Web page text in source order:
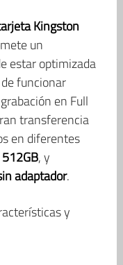
Kingston
un
estar optimizada
funcionar
en Full
transferencia
en diferentes
, y
adaptador.
y